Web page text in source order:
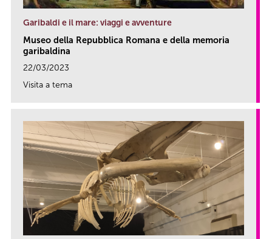
Garibaldi e il mare: viaggi e avventure
Museo della Repubblica Romana e della memoria
garibaldina
22/03/2023
Visita a tema